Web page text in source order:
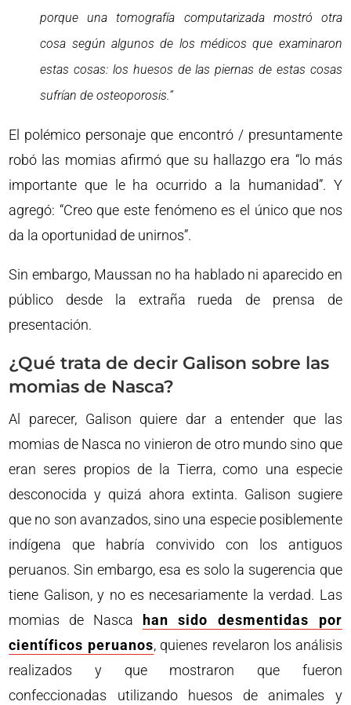
porque una tomografía computarizada mostró otra
cosa según algunos de los médicos que examinaron
estas cosas: los huesos de las piernas de estas cosas
sufrían de osteoporosis.”
El polémico personaje que encontró / presuntamente
robó las momias afirmó que su hallazgo era “lo más
importante que le ha ocurrido a la humanidad”. Y
agregó: “Creo que este fenómeno es el único que nos
da la oportunidad de unirnos”.
Sin embargo, Maussan no ha hablado ni aparecido en
público desde la extraña rueda de prensa de
presentación.
¿Qué trata de decir Galison sobre las
momias de Nasca?
Al parecer, Galison quiere dar a entender que las
momias de Nasca no vinieron de otro mundo sino que
eran seres propios de la Tierra, como una especie
desconocida y quizá ahora extinta. Galison sugiere
que no son avanzados, sino una especie posiblemente
indígena que habría convivido con los antiguos
peruanos. Sin embargo, esa es solo la sugerencia que
tiene Galison, y no es necesariamente la verdad. Las
momias de Nasca
han sido desmentidas por
científicos peruanos, quienes revelaron los análisis
realizados y que mostraron que fueron
confeccionadas utilizando huesos de animales y